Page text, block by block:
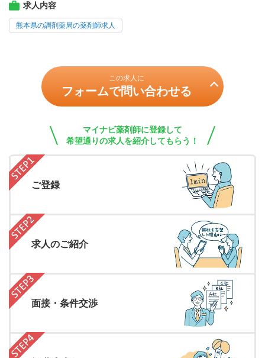
求人内容
熊本県の調剤薬局の薬剤師求人
この求人に
フォームで問い合わせる
マイナビ薬剤師に登録して
希望通りの求人を紹介してもらう！
ご登録
求人のご紹介
面接・条件交渉